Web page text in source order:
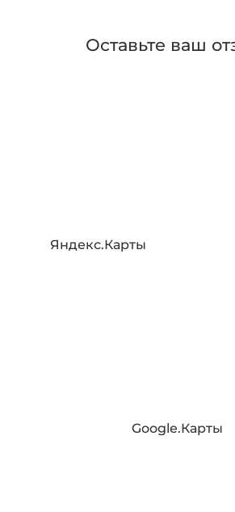
Оставьте ваш
Яндекс.Карты
Google.Карты